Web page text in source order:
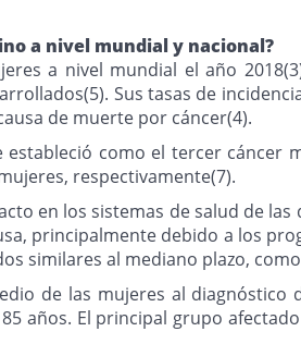
a nivel mundial y nacional?
a nivel mundial el año
Sus tasas de
de muerte por cáncer(4).
estableció como el tercer
respectivamente(7).
en los sistemas de salud de
principalmente debido a los
similares al mediano plazo,
de las mujeres al diagnóstico
años. El principal grupo